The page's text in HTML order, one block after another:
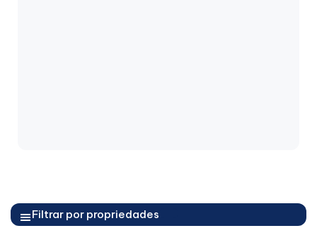
Filtrar por propriedades